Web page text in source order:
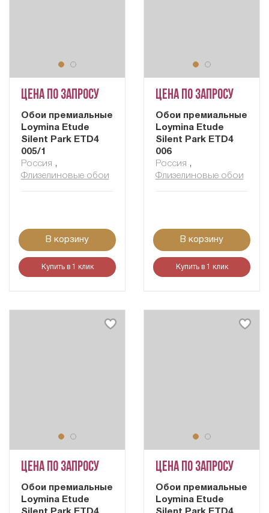
Цена по запросу
Обои премиальные
Loymina Etude
Silent Park ETD4
005/1
Россия ,
Флизелиновые обои
В корзину
Купить в 1 клик
Цена по запросу
Обои премиальные
Loymina Etude
Silent Park ETD4
006
Россия ,
Флизелиновые обои
В корзину
Купить в 1 клик
Цена по запросу
Обои премиальные
Loymina Etude
Цена по запросу
Обои премиальные
Loymina Etude